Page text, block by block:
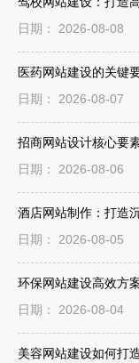
日期： 2026-08-08
医药网站建设的关键
日期： 2026-08-07
招商网站设计核心要
日期： 2026-08-06
酒店网站制作：打造
日期： 2026-08-05
环保网站建设高效方
日期： 2026-08-04
美容网站建设如何打